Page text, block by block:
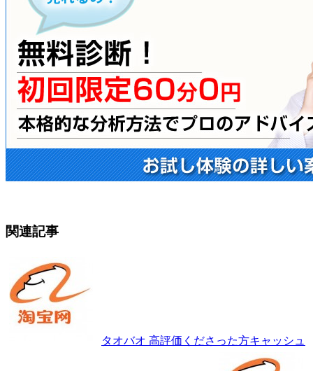
関連記事
タオバオ 高評価くださった方キャッシュ